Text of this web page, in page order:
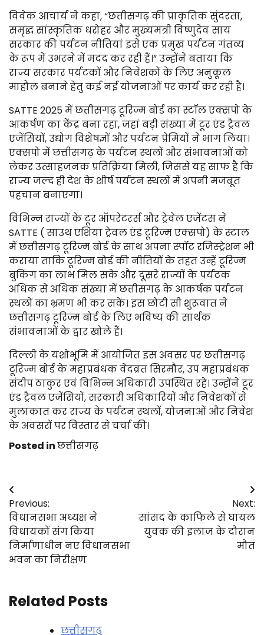
विवेक आचार्य ने कहा, “छत्तीसगढ़ की प्राकृतिक सुंदरता,
समृद्ध सांस्कृतिक धरोहर और मुख्यमंत्री विष्णुदेव साय
सरकार की पर्यटन नीतियां इसे एक प्रमुख पर्यटन गंतव्य
के रूप में उभरने में मदद कर रही हैं।” उन्होंने बताया कि
राज्य सरकार पर्यटकों और निवेशकों के लिए अनुकूल
माहौल बनाने हेतु कई नई योजनाओं पर कार्य कर रही है।
SATTE 2025 में छत्तीसगढ़ टूरिज्म बोर्ड का स्टॉल एक्सपो के
आकर्षण का केंद्र बना रहा, जहां बड़ी संख्या में टूर एंड ट्रैवल
एजेंसियों, उद्योग विशेषज्ञों और पर्यटन प्रेमियों ने भाग लिया।
एक्सपो में छत्तीसगढ़ के पर्यटन स्थलों और संभावनाओं को
लेकर उत्साहजनक प्रतिक्रिया मिली, जिससे यह साफ है कि
राज्य जल्द ही देश के शीर्ष पर्यटन स्थलों में अपनी मजबूत
पहचान बनाएगा।
विभिन्न राज्यों के टूर ऑपरेटरर्स और ट्रेवेल एजेंटस ने
SATTE ( साउथ एशिया ट्रेवल एंड टूरिज्म एक्सपो) के स्टाल
में छत्तीसगढ़ टूरिज्म बोर्ड के साथ अपना स्पॉट रजिस्ट्रेशन भी
कराया ताकि टूरिज्म बोर्ड की नीतियों के तहत उन्हें टूरिज्म
बुकिंग का लाभ मिल सके और दूसरे राज्यों के पर्यटक
अधिक से अधिक संख्या में छत्तीसगढ़ के आकर्षक पर्यटन
स्थलों का भ्रमण भी कर सकें। इस छोटी सी शुरूवात ने
छत्तीसगढ़ टूरिज्म बोर्ड के लिए भविष्य की सार्थक
संभावनाओं के द्वार खोले हैं।
दिल्ली के यशोभूमि में आयोजित इस अवसर पर छत्तीसगढ़
टूरिज्म बोर्ड के महाप्रबंधक वेदव्रत सिरमौर, उप महाप्रबंधक
संदीप ठाकुर एवं विभिन्न अधिकारी उपस्थित रहे। उन्होंने टूर
एंड ट्रैवल एजेंसियों, सरकारी अधिकारियों और निवेशकों से
मुलाकात कर राज्य के पर्यटन स्थलों, योजनाओं और निवेश
के अवसरों पर विस्तार से चर्चा की।
Posted inछत्तीसगढ़
Post
navigation
Previous:
विधानसभा अध्यक्ष ने
विधायकों संग किया
निर्माणाधीन नए विधानसभा
भवन का निरीक्षण
Next:
सांसद के काफिले से घायल
युवक की इलाज के दौरान
मौत
Related Posts
छत्तीसगढ़